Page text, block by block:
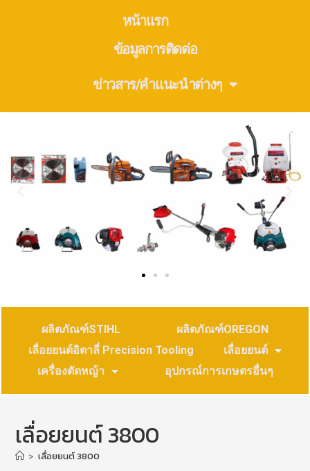
หน้าแรก
ข้อมูลการติดต่อ
ข่าวสาร/คำแนะนำต่างๆ
ผลิตภัณฑ์STIHL
ผลิตภัณฑ์OREGON
เลื่อยยนต์อิตาลี่ Precision Tooling
เลื่อยยนต์
เครื่องตัดหญ้า
อุปกรณ์การเกษตรอื่นๆ
เลื่อยยนต์ 3800
> เลื่อยยนต์ 3800